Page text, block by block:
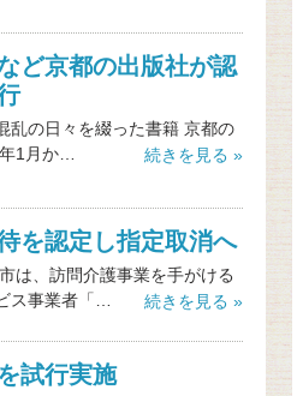
ど京都の出版社が認
乱の日々を綴った書籍 京都の
1月か…
続きを見る »
を認定し指定取消へ
は、訪問介護事業を手がける
ス事業者「…
続きを見る »
試行実施